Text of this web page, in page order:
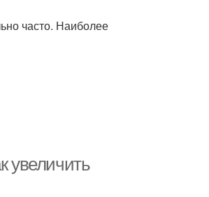
часто. Наиболее
увеличить